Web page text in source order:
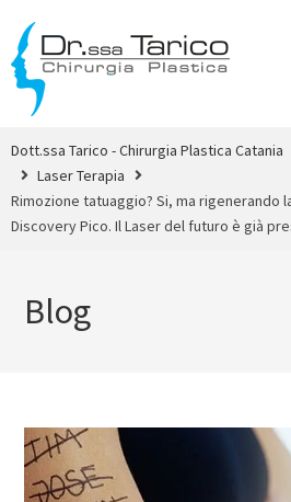
Dott.ssa Tarico - Chirurgia Plastica Catania
Laser Terapia
Rimozione tatuaggio? Si, ma rigenerando
Discovery Pico. Il Laser del futuro è già
Blog